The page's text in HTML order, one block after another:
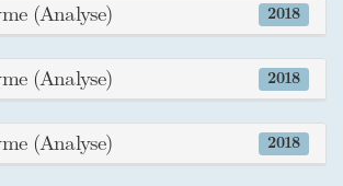
2018
(Analyse)
2018
(Analyse)
2018
(Analyse)